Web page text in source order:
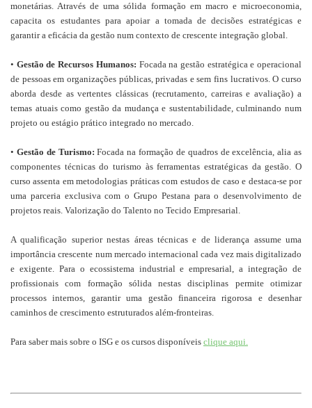
monetárias. Através de uma sólida formação em macro e microeconomia,
capacita os estudantes para apoiar a tomada de decisões estratégicas e
garantir a eficácia da gestão num contexto de crescente integração global.
• Gestão de Recursos Humanos: Focada na gestão estratégica e operacional
de pessoas em organizações públicas, privadas e sem fins lucrativos. O curso
aborda desde as vertentes clássicas (recrutamento, carreiras e avaliação) a
temas atuais como gestão da mudança e sustentabilidade, culminando num
projeto ou estágio prático integrado no mercado.
• Gestão de Turismo: Focada na formação de quadros de excelência, alia as
componentes técnicas do turismo às ferramentas estratégicas da gestão. O
curso assenta em metodologias práticas com estudos de caso e destaca-se por
uma parceria exclusiva com o Grupo Pestana para o desenvolvimento de
projetos reais. Valorização do Talento no Tecido Empresarial.
A qualificação superior nestas áreas técnicas e de liderança assume uma
importância crescente num mercado internacional cada vez mais digitalizado
e exigente. Para o ecossistema industrial e empresarial, a integração de
profissionais com formação sólida nestas disciplinas permite otimizar
processos internos, garantir uma gestão financeira rigorosa e desenhar
caminhos de crescimento estruturados além-fronteiras.
Para saber mais sobre o ISG e os cursos disponíveis clique aqui.